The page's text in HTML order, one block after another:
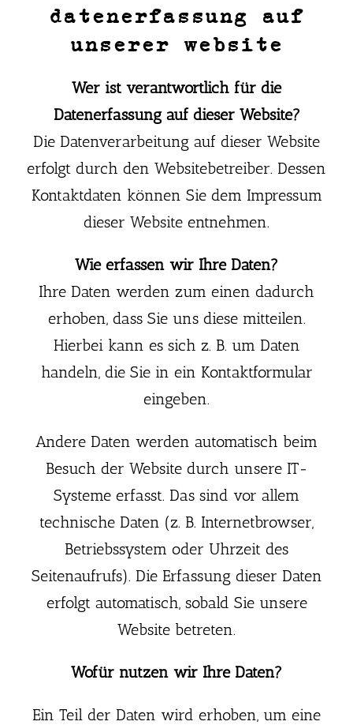
datenerfassung auf
unserer website
Wer ist verantwortlich für die
Datenerfassung auf dieser Website?
Die Datenverarbeitung auf dieser Website
erfolgt durch den Websitebetreiber. Dessen
Kontaktdaten können Sie dem Impressum
dieser Website entnehmen.
Wie erfassen wir Ihre Daten?
Ihre Daten werden zum einen dadurch
erhoben, dass Sie uns diese mitteilen.
Hierbei kann es sich z. B. um Daten
handeln, die Sie in ein Kontaktformular
eingeben.
Andere Daten werden automatisch beim
Besuch der Website durch unsere IT-
Systeme erfasst. Das sind vor allem
technische Daten (z. B. Internetbrowser,
Betriebssystem oder Uhrzeit des
Seitenaufrufs). Die Erfassung dieser Daten
erfolgt automatisch, sobald Sie unsere
Website betreten.
Wofür nutzen wir Ihre Daten?
Ein Teil der Daten wird erhoben, um eine